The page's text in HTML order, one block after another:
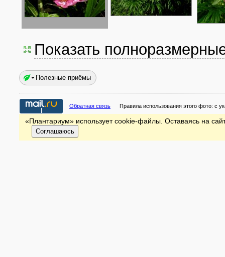
Показать
Полезные приёмы
Обратная связь Правила использования этого фото: с
«Плантариум» использует cookie-файлы. Оставаясь на
Соглашаюсь